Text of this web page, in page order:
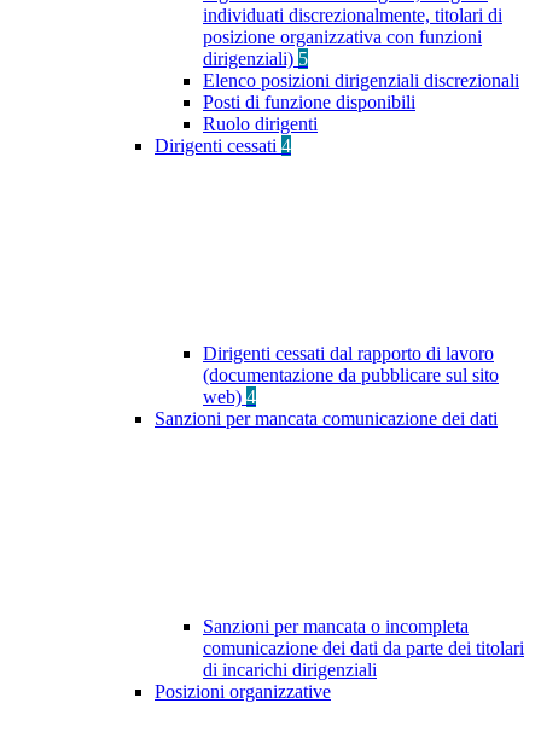
individuati discrezionalmente, titolari di
posizione organizzativa con funzioni
dirigenziali) 5
Elenco posizioni dirigenziali discrezionali
Posti di funzione disponibili
Ruolo dirigenti
Dirigenti cessati 4
Dirigenti cessati dal rapporto di lavoro
(documentazione da pubblicare sul sito
web) 4
Sanzioni per mancata comunicazione dei dati
Sanzioni per mancata o incompleta
comunicazione dei dati da parte dei titolari
di incarichi dirigenziali
Posizioni organizzative